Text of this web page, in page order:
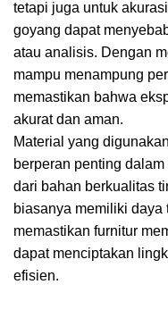
tetapi juga untuk
goyang dapat
atau analisis. Dengan
mampu menampung
memastikan bahwa
akurat dan aman.
Material yang
berperan penting
dari bahan berkualitas
biasanya memiliki
memastikan furnitur
dapat menciptakan
efisien.